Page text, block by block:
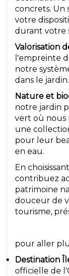
concrets. Un
votre
durant votre
Valorisation
l'empreinte
notre
dans le jardin.
Nature et
notre jardin
vert où nous
une
pour leur
en eau.
En
contribuez
patrimoine
douceur de
tourisme,
pour aller
Destination
officielle de